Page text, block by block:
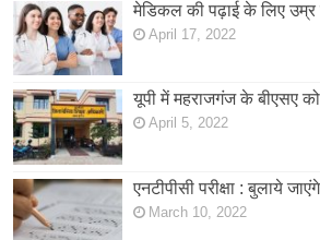
मेडिकल की पढ़ाई के लिए उम्र
April 17, 2022
यूपी में महराजगंज के बीएसए
April 5, 2022
एनटीपीसी परीक्षा : बुलाये जाएंगे
March 10, 2022